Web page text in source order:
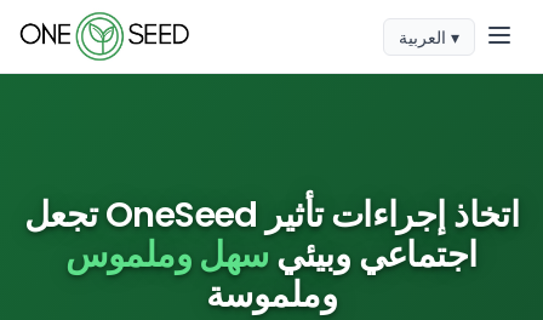
العربية ▾
تجعل OneSeed اتخاذ إجراءات تأثير
اجتماعي وبيئي سهل وملموس
وملموسة